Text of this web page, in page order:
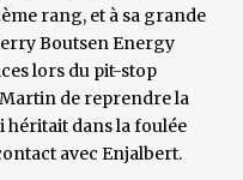
rang, et à sa grande
Boutsen Energy
lors du pit-stop
de reprendre la
héritait dans la foulée
avec Enjalbert.